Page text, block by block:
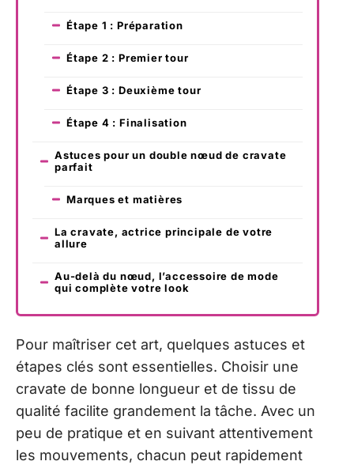
Étape 1 : Préparation
Étape 2 : Premier tour
Étape 3 : Deuxième tour
Étape 4 : Finalisation
Astuces pour un double nœud de cravate
parfait
Marques et matières
La cravate, actrice principale de votre
allure
Au-delà du nœud, l’accessoire de mode
qui complète votre look
Pour maîtriser cet art, quelques astuces et
étapes clés sont essentielles. Choisir une
cravate de bonne longueur et de tissu de
qualité facilite grandement la tâche. Avec un
peu de pratique et en suivant attentivement
les mouvements, chacun peut rapidement